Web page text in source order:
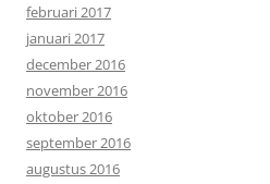
februari 2017
januari 2017
december 2016
november 2016
oktober 2016
september 2016
augustus 2016